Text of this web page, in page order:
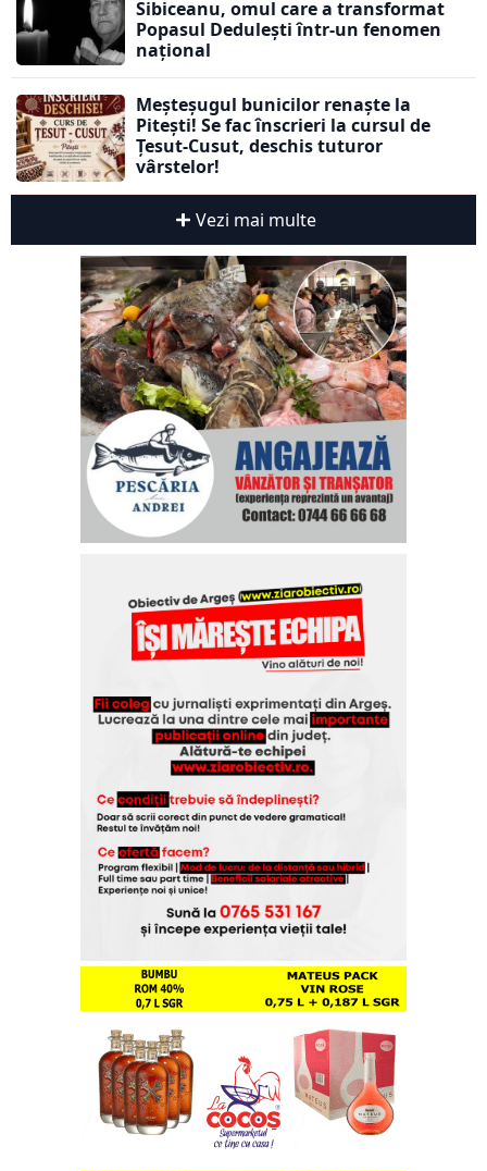
Sibiceanu, omul care a transformat
Popasul Dedulești într-un fenomen
național
Meșteșugul bunicilor renaște la
Pitești! Se fac înscrieri la cursul de
Țesut-Cusut, deschis tuturor
vârstelor!
Vezi mai multe